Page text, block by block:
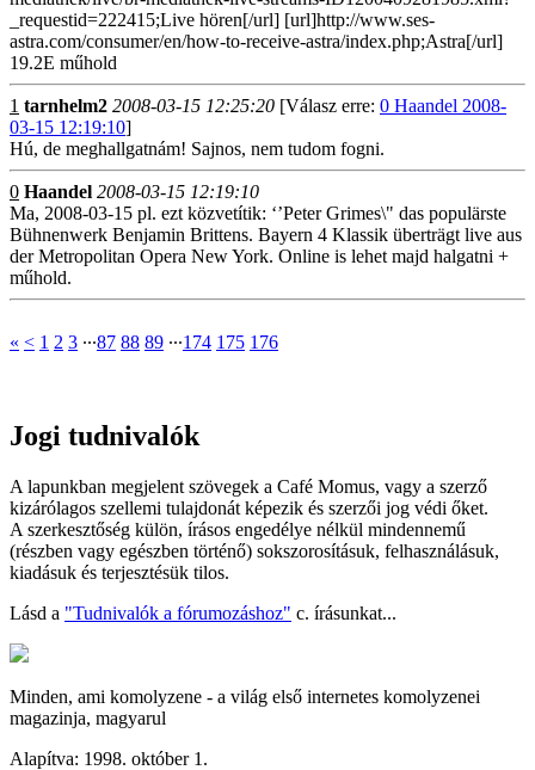
_requestid=222415;Live hören[/url] [url]http://www.ses-
astra.com/consumer/en/how-to-receive-astra/index.php;Astra[/url]
19.2E műhold
1 tarnhelm2 2008-03-15 12:25:20 [Válasz erre: 0 Haandel 2008-
03-15 12:19:10]
Hú, de meghallgatnám! Sajnos, nem tudom fogni.
0 Haandel 2008-03-15 12:19:10
Ma, 2008-03-15 pl. ezt közvetítik: ‘’Peter Grimes\" das populärste
Bühnenwerk Benjamin Brittens. Bayern 4 Klassik überträgt live aus
der Metropolitan Opera New York. Online is lehet majd halgatni +
műhold.
« < 1 2 3 ∙∙∙87 88 89 ∙∙∙174 175 176
Jogi tudnivalók
A lapunkban megjelent szövegek a Café Momus, vagy a szerző
kizárólagos szellemi tulajdonát képezik és szerzői jog védi őket.
A szerkesztőség külön, írásos engedélye nélkül mindennemű
(részben vagy egészben történő) sokszorosításuk, felhasználásuk,
kiadásuk és terjesztésük tilos.
Lásd a "Tudnivalók a fórumozáshoz" c. írásunkat...
Minden, ami komolyzene - a világ első internetes komolyzenei
magazinja, magyarul
Alapítva: 1998. október 1.